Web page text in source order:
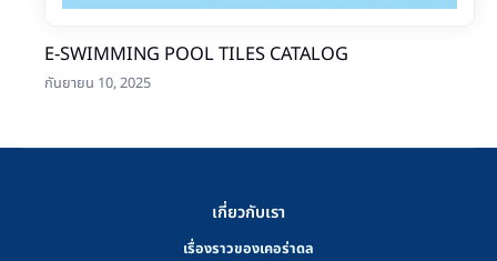
E-SWIMMING POOL TILES CATALOG
กันยายน 10, 2025
เกี่ยวกับเรา
เรื่องราวของเคอร่าดล